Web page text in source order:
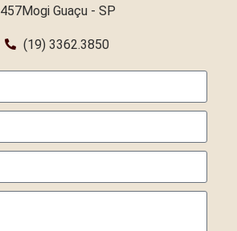
457Mogi Guaçu - SP
(19) 3362.3850